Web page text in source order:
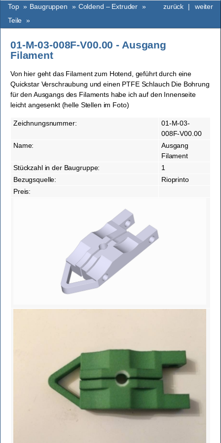
weiter
zurück |
Top » Baugruppen » Coldend – Extruder »
Teile »
01-M-03-008F-V00.00 - Ausgang
Filament
Von hier geht das Filament zum Hotend, geführt durch eine
Quickstar Verschraubung und einen PTFE Schlauch Die Bohrung
für den Ausgangs des Filaments habe ich auf den Innenseite
leicht angesenkt (helle Stellen im Foto)
Zeichnungsnummer:
01-M-03-
008F-V00.00
Name:
Ausgang
Filament
Stückzahl in der Baugruppe:
1
Bezugsquelle:
Rioprinto
Preis: